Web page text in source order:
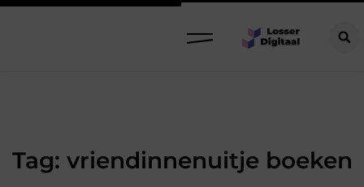
Tag: vriendinnenuitje boeken